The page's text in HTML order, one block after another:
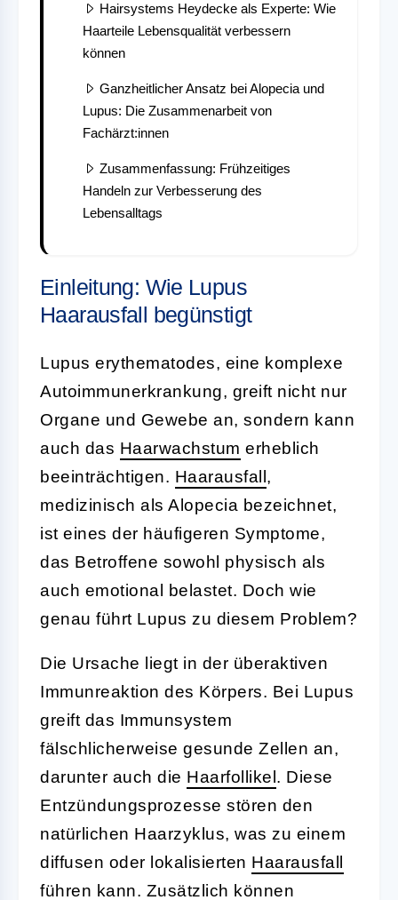
Hairsystems Heydecke als Experte: Wie
Haarteile Lebensqualität verbessern
können
Ganzheitlicher Ansatz bei Alopecia und
Lupus: Die Zusammenarbeit von
Fachärzt:innen
Zusammenfassung: Frühzeitiges
Handeln zur Verbesserung des
Lebensalltags
Einleitung: Wie Lupus
Haarausfall begünstigt
Lupus erythematodes, eine komplexe
Autoimmunerkrankung, greift nicht nur
Organe und Gewebe an, sondern kann
auch das Haarwachstum erheblich
beeinträchtigen. Haarausfall ,
medizinisch als Alopecia bezeichnet,
ist eines der häufigeren Symptome,
das Betroffene sowohl physisch als
auch emotional belastet. Doch wie
genau führt Lupus zu diesem Problem?
Die Ursache liegt in der überaktiven
Immunreaktion des Körpers. Bei Lupus
greift das Immunsystem
fälschlicherweise gesunde Zellen an,
darunter auch die Haarfollikel . Diese
Entzündungsprozesse stören den
natürlichen Haarzyklus, was zu einem
diffusen oder lokalisierten Haarausfall
führen kann. Zusätzlich können